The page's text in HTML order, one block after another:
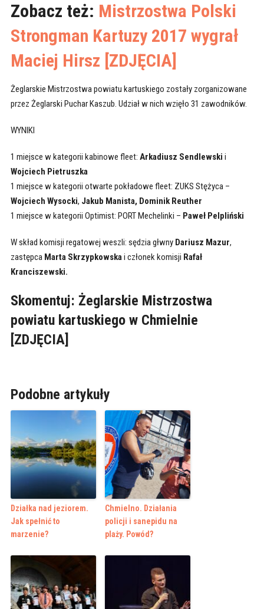
Zobacz też: Mistrzostwa Polski
Strongman Kartuzy 2017 wygrał
Maciej Hirsz [ZDJĘCIA]
Żeglarskie Mistrzostwa powiatu kartuskiego zostały zorganizowane
przez Żeglarski Puchar Kaszub. Udział w nich wzięło 31 zawodników.
WYNIKI
1 miejsce w kategorii kabinowe fleet: Arkadiusz Sendlewski i
Wojciech Pietruszka
1 miejsce w kategorii otwarte pokładowe fleet: ZUKS Stężyca –
Wojciech Wysocki, Jakub Manista, Dominik Reuther
1 miejsce w kategorii Optimist: PORT Mechelinki – Paweł Pelpliński
W skład komisji regatowej weszli: sędzia głwny Dariusz Mazur,
zastępca Marta Skrzypkowskai członek komisji Rafał
Kranciszewski.
Skomentuj: Żeglarskie Mistrzostwa
powiatu kartuskiego w Chmielnie
[ZDJĘCIA]
Podobne artykuły
Działka nad jeziorem.
Jak spełnić to
marzenie?
Chmielno. Działania
policji i sanepidu na
plaży. Powód?